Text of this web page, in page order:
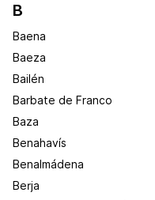
B
Baena
Baeza
Bailén
Barbate de Franco
Baza
Benahavís
Benalmádena
Berja